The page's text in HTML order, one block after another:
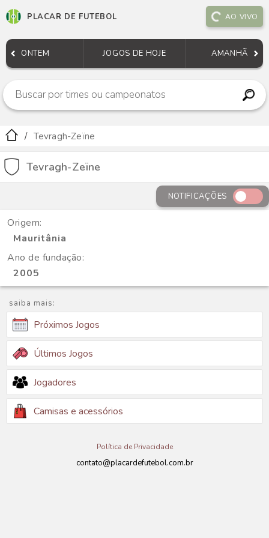
PLACAR DE FUTEBOL AO VIVO
ONTEM JOGOS DE HOJE AMANHÃ
Tevragh-Zeïne
Tevragh-Zeïne
NOTIFICAÇÕES
Origem:
Mauritânia
Ano de fundação:
2005
saiba mais:
Próximos Jogos
Últimos Jogos
Jogadores
Camisas e acessórios
Política de Privacidade
contato@placardefutebol.com.br